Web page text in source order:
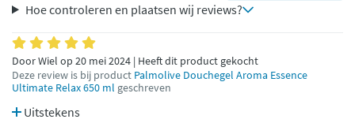
Hoe controleren en plaatsen wij reviews?
Door Wiel op 20 mei 2024 | Heeft dit product gekocht
Deze review is bij product Palmolive Douchegel Aroma Essence
Ultimate Relax 650 ml geschreven
Uitstekens